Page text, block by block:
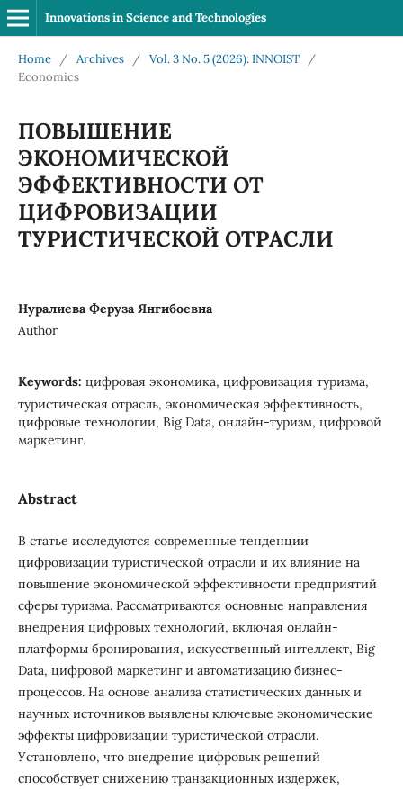
Innovations in Science and Technologies
Home / Archives / Vol. 3 No. 5 (2026): INNOIST
/
Economics
ПОВЫШЕНИЕ
ЭКОНОМИЧЕСКОЙ
ЭФФЕКТИВНОСТИ ОТ
ЦИФРОВИЗАЦИИ
ТУРИСТИЧЕСКОЙ ОТРАСЛИ
Нуралиева Феруза Янгибоевна
Author
Keywords: цифровая экономика, цифровизация туризма,
туристическая отрасль, экономическая эффективность,
цифровые технологии, Big Data, онлайн-туризм, цифровой
маркетинг.
Abstract
В статье исследуются современные тенденции
цифровизации туристической отрасли и их влияние на
повышение экономической эффективности предприятий
сферы туризма. Рассматриваются основные направления
внедрения цифровых технологий, включая онлайн-
платформы бронирования, искусственный интеллект, Big
Data, цифровой маркетинг и автоматизацию бизнес-
процессов. На основе анализа статистических данных и
научных источников выявлены ключевые экономические
эффекты цифровизации туристической отрасли.
Установлено, что внедрение цифровых решений
способствует снижению транзакционных издержек,